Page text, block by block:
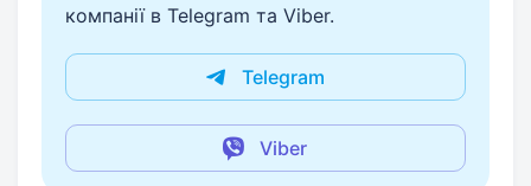
компанії в Telegram та Viber.
Telegram
Viber